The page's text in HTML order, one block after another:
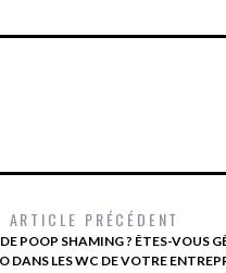
ARTICLE PRÉCÉDENT
POOP SHAMING ? ÊTES-VOUS
DANS LES WC DE VOTRE